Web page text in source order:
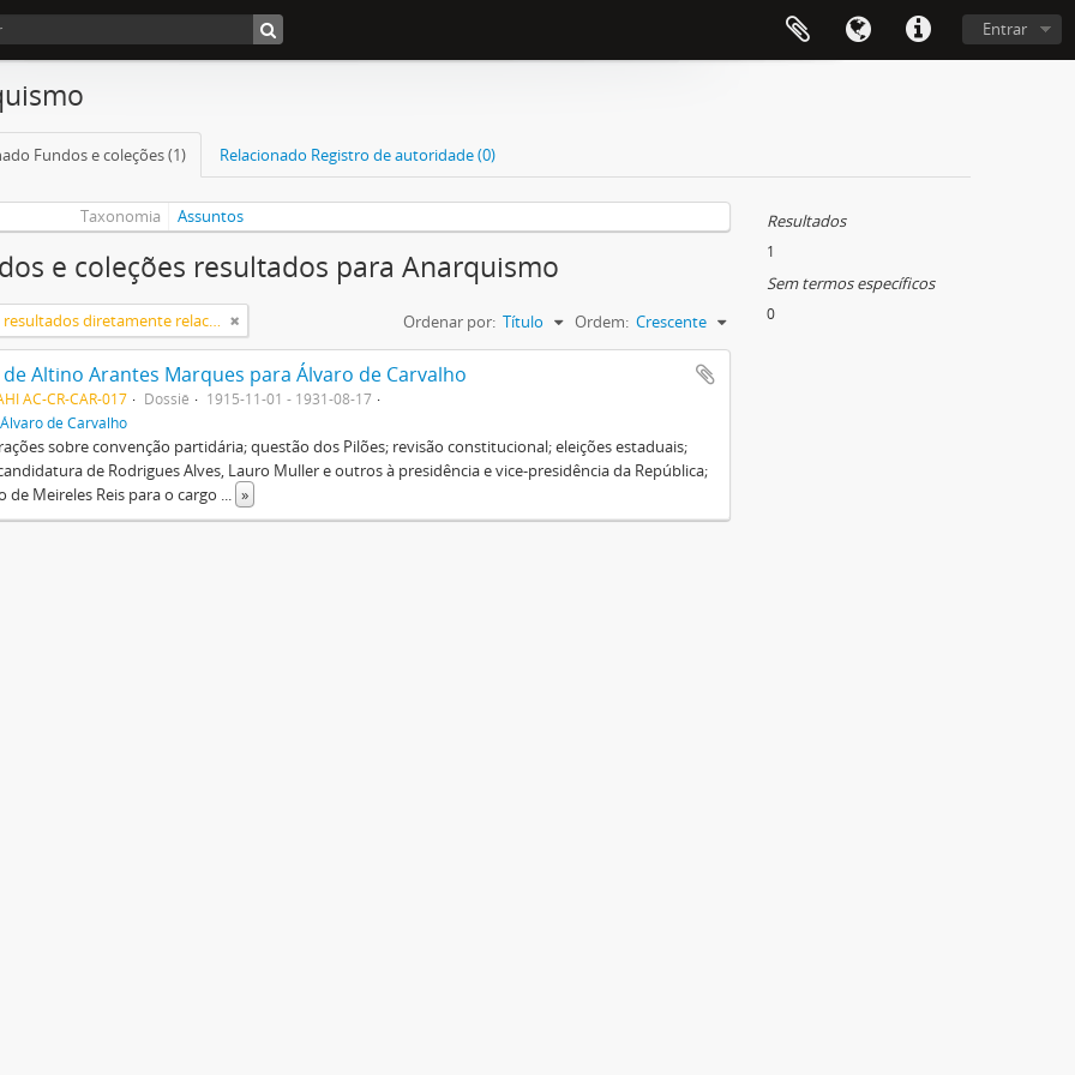
Entrar
Fundos e coleções (1) Relacionado Registro de autoridade (0)
Taxonomia Assuntos
e coleções resultados para Anarquismo
Somente resultados diretamente relacionados Ordenar por: Título Ordem: Crescente
Altino Arantes Marques para Álvaro de Carvalho
AC-CR-CAR-017 Dossiê
1915-11-01 - 1931-08-17
Álvaro de Carvalho
sobre convenção partidária; questão dos Pilões; revisão constitucional; eleições estaduais;
de Rodrigues Alves, Lauro Muller e outros à presidência e vice-presidência da República;
de Meireles Reis para o cargo ... »
Resultados
1
Sem termos específicos
0